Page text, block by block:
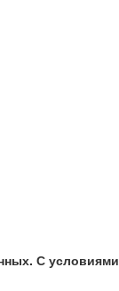
С условиями